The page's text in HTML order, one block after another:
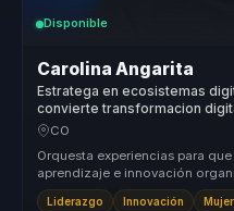
Disponible
Carolina Angarita
Estratega en ecosistemas
convierte transformacion
para lideres y organizaciones.
CO
Orquesta experiencias para
aprendizaje e innovación
desalineados y cons...
Liderazgo Innovación